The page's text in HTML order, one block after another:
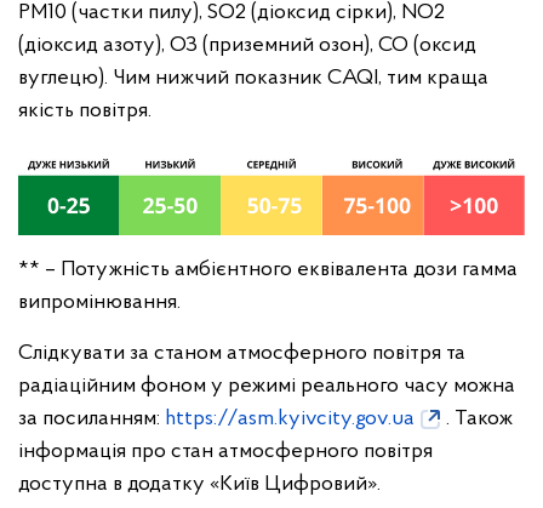
PM10 (частки пилу), SO2 (діоксид сірки), NO2
(діоксид азоту), ОЗ (приземний озон), CO (оксид
вуглецю). Чим нижчий показник CAQI, тим краща
якість повітря.
** – Потужність амбієнтного еквівалента дози гамма
випромінювання.
Слідкувати за станом атмосферного повітря та
радіаційним фоном у режимі реального часу можна
за посиланням: https://asm.kyivcity.gov.ua
. Також
інформація про стан атмосферного повітря
доступна в додатку «Київ Цифровий».